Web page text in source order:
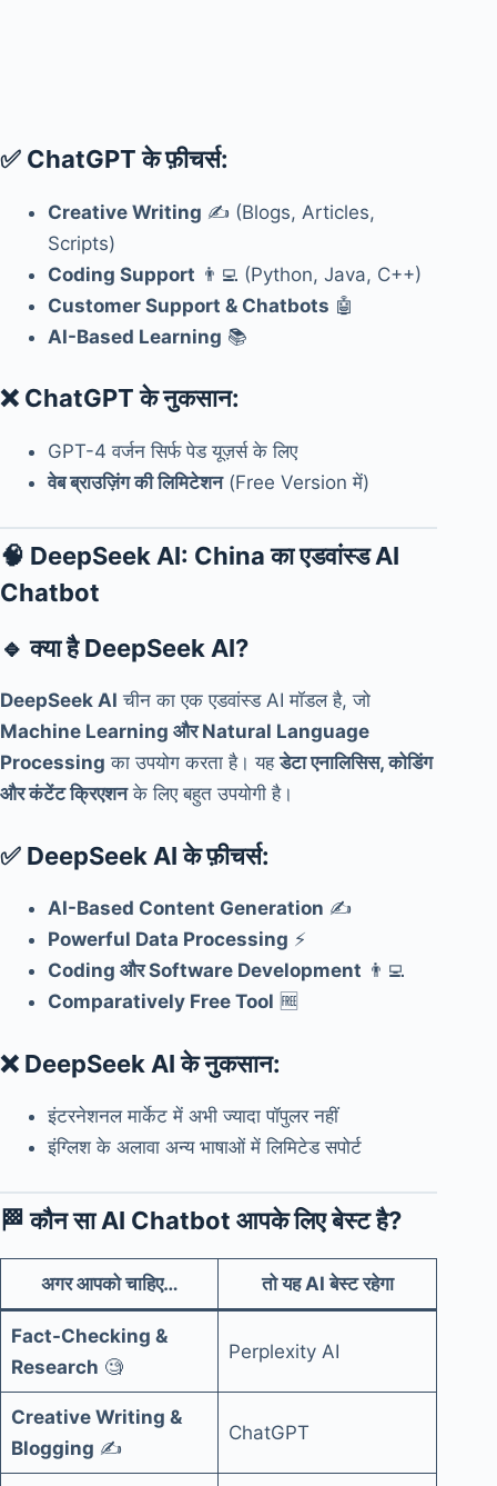
✅ ChatGPT के फ़ीचर्स:
Creative Writing ✍️ (Blogs, Articles,
Scripts)
Coding Support 👨‍💻 (Python, Java, C++)
Customer Support & Chatbots 🤖
AI-Based Learning 📚
❌ ChatGPT के नुकसान:
GPT-4 वर्जन सिर्फ पेड यूज़र्स के लिए
वेब ब्राउज़िंग की लिमिटेशन(Free Version में)
🧠 DeepSeek AI: China का एडवांस्ड AI
Chatbot
🔹क्या है DeepSeek AI?
DeepSeek AI चीन का एक एडवांस्ड AI मॉडल है, जो
Machine Learning और Natural Language
Processing का उपयोग करता है। यहडेटा एनालिसिस, कोडिंग
और कंटेंट क्रिएशनके लिए बहुत उपयोगी है।
✅ DeepSeek AI के फ़ीचर्स:
AI-Based Content Generation ✍️
Powerful Data Processing ⚡
Coding और Software Development 👨‍💻
Comparatively Free Tool 🆓
❌ DeepSeek AI के नुकसान:
इंटरनेशनल मार्केट में अभी ज्यादा पॉपुलर नहीं
इंग्लिश के अलावा अन्य भाषाओं में लिमिटेड सपोर्ट
🏁कौन सा AI Chatbot आपके लिए बेस्ट है?
अगर आपको चाहिए… तो यह AI बेस्ट रहेगा
Fact-Checking &
Research 🧐
Perplexity AI
Creative Writing &
Blogging ✍️
ChatGPT